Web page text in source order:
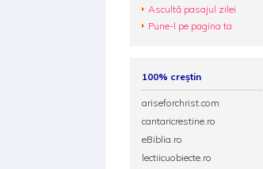
Ascultă pasajul zilei
Pune-l pe pagina ta
100% creștin
ariseforchrist.com
cantaricrestine.ro
eBiblia.ro
lectiicuobiecte.ro